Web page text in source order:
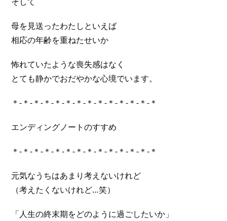
母を見送ったわたしといえば
相応の年齢を重ねたせいか
怖れていたような喪失感はなく
とても静かでおだやかな心境でいます。
＊-＊-＊-＊-＊-＊-＊-＊-＊-＊-＊-＊-＊-＊
エンディングノートのすすめ
＊-＊-＊-＊-＊-＊-＊-＊-＊-＊-＊-＊-＊-＊
元気なうちはあまり考えないけれど
（考えたくないけれど…笑）
「人生の終末期をどのように過ごしたいか」